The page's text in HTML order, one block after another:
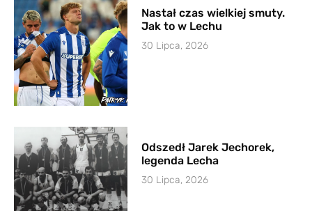
Nastał czas wielkiej smuty.
Jak to w Lechu
30 Lipca, 2026
Odszedł Jarek Jechorek,
legenda Lecha
30 Lipca, 2026